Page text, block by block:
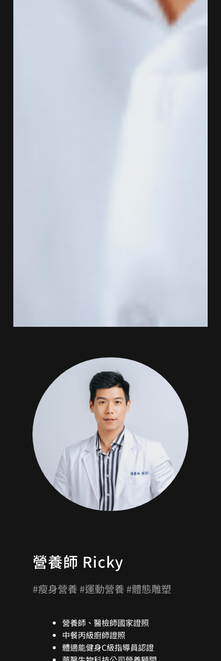
營養師 Ricky
#瘦身營養 #運動營養 #體態雕塑
營養師、醫檢師國家證照
中餐丙級廚師證照
體適能健身C級指導員認證